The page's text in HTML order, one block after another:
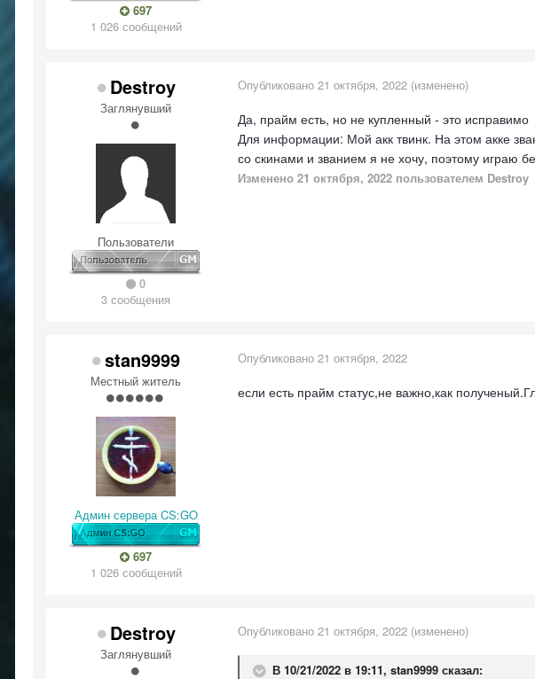
697
1 026 сообщений
Destroy
Заглянувший
Пользователи
0
3 сообщения
Опубликовано 21 октября, 2022 (изменено)
Да, прайм есть, но не купленный - это исправимо
Для информации: Мой акк твинк. На этом акке
со скинами и званием я не хочу, поэтому играю
Изменено 21 октября, 2022 пользователем Destroy
stan9999
Местный житель
Админ сервера CS:GO
697
1 026 сообщений
Опубликовано 21 октября, 2022
если есть прайм статус,не важно,как
Destroy
Заглянувший
Опубликовано 21 октября, 2022 (изменено)
В 10/21/2022 в 19:11, stan9999 сказал: